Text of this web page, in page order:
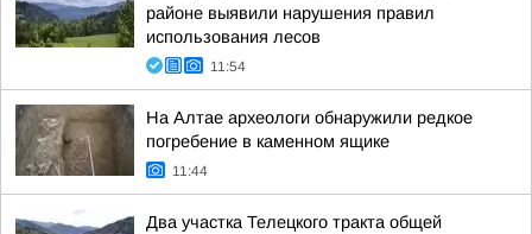
районе выявили нарушения правил
использования лесов
11:54
На Алтае археологи обнаружили редкое
погребение в каменном ящике
11:44
Два участка Телецкого тракта общей